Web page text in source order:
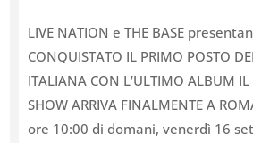
LIVE NATION e THE BASE
CONQUISTATO IL PRIMO POSTO
ITALIANA CON L’ULTIMO ALBUM
SHOW ARRIVA FINALMENTE A
ore 10:00 di domani, venerdì 16